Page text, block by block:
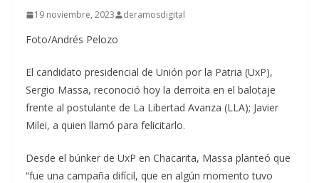
19 noviembre, 2023 deramosdigital
Foto/Andrés Pelozo
El candidato presidencial de Unión por la Patria (UxP),
Sergio Massa, reconoció hoy la derroita en el balotaje
frente al postulante de La Libertad Avanza (LLA); Javier
Milei, a quien llamó para felicitarlo.
Desde el búnker de UxP en Chacarita, Massa planteó que
“fue una campaña difícil, que en algún momento tuvo